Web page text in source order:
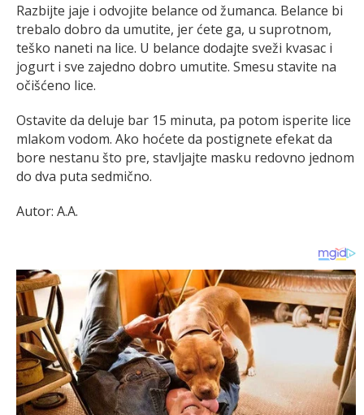
Razbijte jaje i odvojite belance od žumanca. Belance bi
trebalo dobro da umutite, jer ćete ga, u suprotnom,
teško naneti na lice. U belance dodajte sveži kvasac i
jogurt i sve zajedno dobro umutite. Smesu stavite na
očišćeno lice.
Ostavite da deluje bar 15 minuta, pa potom isperite lice
mlakom vodom. Ako hoćete da postignete efekat da
bore nestanu što pre, stavljajte masku redovno jednom
do dva puta sedmično.
Autor: A.A.